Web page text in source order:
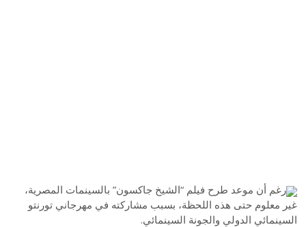
رغم أن موعد طرح فيلم “الشيخ جاكسون” بالسينمات المصرية،
غير معلوم حتى هذه اللحظة، بسبب مشاركته في مهرجاني تورنتو
السينمائي الدولي والجونة السينمائي.